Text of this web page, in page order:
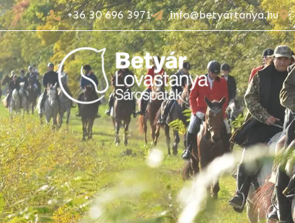
+36 30 696 3971 info@betyartanya.hu